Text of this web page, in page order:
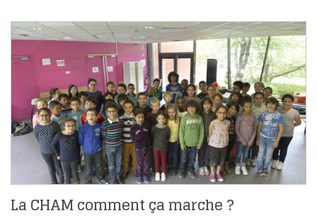
La CHAM comment ça marche ?